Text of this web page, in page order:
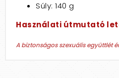
Súly: 140 g
Használati útmutató
A biztonságos szexuális együttlét